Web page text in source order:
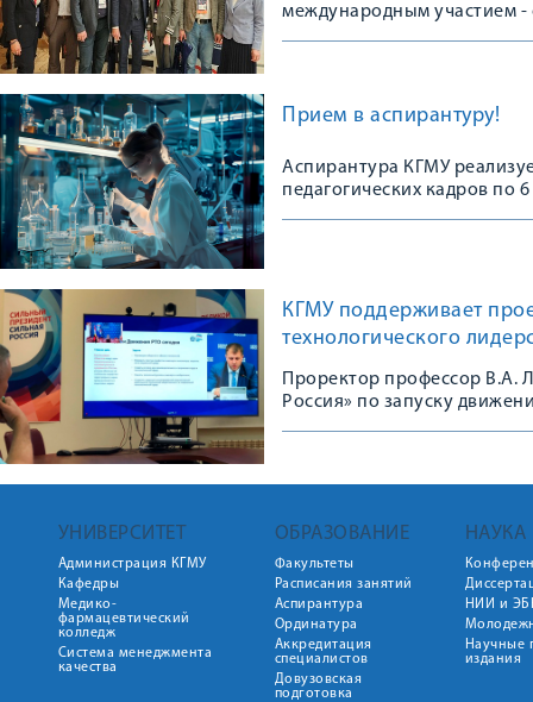
международным участием -
Прием в аспирантуру!
Аспирантура КГМУ
педагогических кадров по
КГМУ поддерживает
технологического
Проректор профессор В.А.
Россия» по запуску
УНИВЕРСИТЕТ
Администрация КГМУ
Кафедры
Медико-
фармацевтический
колледж
Система менеджмента
качества
ОБРАЗОВАНИЕ
Факультеты
Расписания занятий
Аспирантура
Ординатура
Аккредитация
специалистов
Довузовская
подготовка
НАУКА
НИИ и
Научные
издания